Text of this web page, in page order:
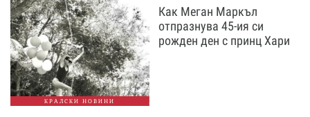
КРАЛСКИ НОВИНИ
Как Меган Маркъл
отпразнува 45-ия си
рожден ден с принц Хари